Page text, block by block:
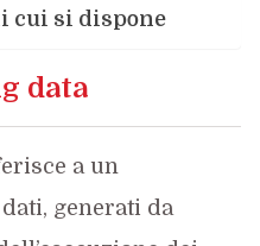
cui si dispone
data
a un
generati da